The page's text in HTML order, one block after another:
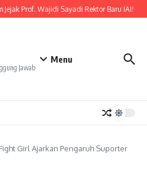
Prof. Wajidi Sayadi Rektor Baru IAIN
Jawab
Menu
Girl Ajarkan Pengaruh Suporter